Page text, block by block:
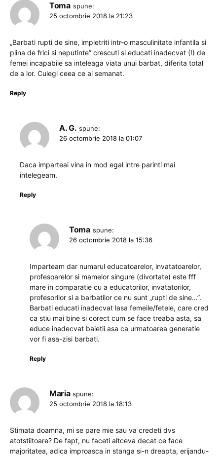
Toma spune:
25 octombrie 2018 la 21:23
„Barbati rupti de sine, impietriti intr-o masculinitate infantila si
plina de frici si neputinte” crescuti si educati inadecvat (!) de
femei incapabile sa inteleaga viata unui barbat, diferita total
de a lor. Culegi ceea ce ai semanat.
Reply
A. G. spune:
26 octombrie 2018 la 01:07
Daca imparteai vina in mod egal intre parinti mai
intelegeam.
Reply
Toma spune:
26 octombrie 2018 la 15:36
Imparteam dar numarul educatoarelor, invatatoarelor,
profesoarelor si mamelor singure (divortate) este fff
mare in comparatie cu a educatorilor, invatatorilor,
profesorilor si a barbatilor ce nu sunt „rupti de sine…”.
Barbati educati inadecvat lasa femeile/fetele, care cred
ca stiu mai bine si corect cum se face treaba asta, sa
educe inadecvat baietii asa ca urmatoarea generatie
vor fi asa-zisi barbati.
Reply
Maria spune:
25 octombrie 2018 la 18:13
Stimata doamna, mi se pare mie sau va credeti dvs
atotstiitoare? De fapt, nu faceti altceva decat ce face
majoritatea, adica improasca in stanga si-n dreapta, erijandu-